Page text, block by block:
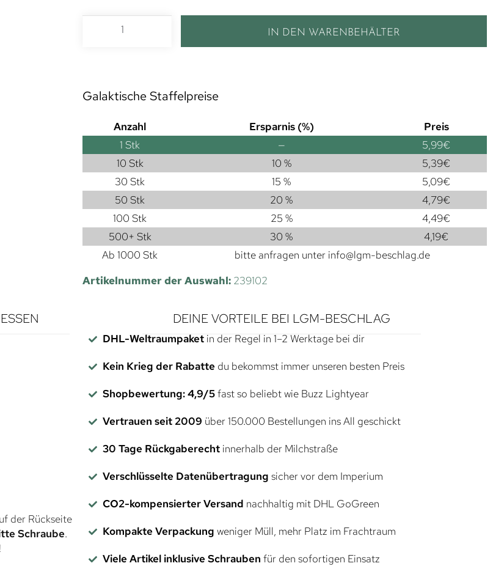
IN DEN WARENBEHÄLTER
Galaktische Staffelpreise
Anzahl Ersparnis (%)
Preis
1 Stk — 5,99€
10 Stk
10 % 5,39€
30 Stk
15 % 5,09€
50 Stk
20 % 4,79€
100 Stk
25 % 4,49€
500+ Stk
30 % 4,19€
Ab 1000 Stk
bitte anfragen unter info@lgm-beschlag.de
Artikelnummer der Auswahl: 239102
der Rückseite
Schraube.
DEINE VORTEILE BEI LGM-BESCHLAG
DHL-Weltraumpaketin der Regel in 1–2 Werktage bei dir
Kein Krieg der Rabatte du bekommst immer unseren besten Preis
Shopbewertung: 4,9/5fast so beliebt wie Buzz Lightyear
Vertrauen seit 2009 über 150.000 Bestellungen ins All geschickt
30 Tage Rückgaberechtinnerhalb der Milchstraße
Verschlüsselte Datenübertragung sicher vor dem Imperium
CO2-kompensierter Versand nachhaltig mit DHL GoGreen
Kompakte Verpackung weniger Müll, mehr Platz im Frachtraum
Viele Artikel inklusive Schrauben für den sofortigen Einsatz